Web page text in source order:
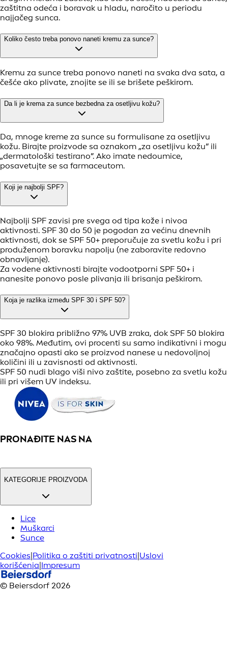
zaštitna odeća i boravak u hladu, naročito u periodu
najjačeg sunca.
Koliko često treba ponovo naneti kremu za sunce?
Kremu za sunce treba ponovo naneti na svaka dva sata, a
češće ako plivate, znojite se ili se brišete peškirom.
Da li je krema za sunce bezbedna za osetljivu kožu?
Da, mnoge kreme za sunce su formulisane za osetljivu
kožu. Birajte proizvode sa oznakom „za osetljivu kožu” ili
„dermatološki testirano”. Ako imate nedoumice,
posavetujte se sa farmaceutom.
Koji je najbolji SPF?
Najbolji SPF zavisi pre svega od tipa kože i nivoa
aktivnosti. SPF 30 do 50 je pogodan za većinu dnevnih
aktivnosti, dok se SPF 50+ preporučuje za svetlu kožu i pri
produženom boravku napolju (ne zaboravite redovno
obnavljanje).
Za vodene aktivnosti birajte vodootporni SPF 50+ i
nanesite ponovo posle plivanja ili brisanja peškirom.
Koja je razlika između SPF 30 i SPF 50?
SPF 30 blokira približno 97% UVB zraka, dok SPF 50 blokira
oko 98%. Međutim, ovi procenti su samo indikativni i mogu
značajno opasti ako se proizvod nanese u nedovoljnoj
količini ili u zavisnosti od aktivnosti.
SPF 50 nudi blago viši nivo zaštite, posebno za svetlu kožu
ili pri višem UV indeksu.
PRONAĐITE NAS NA
KATEGORIJE PROIZVODA
Lice
Muškarci
Sunce
Cookies Politika o zaštiti privatnosti Uslovi
korišćenja Impresum
© Beiersdorf 2026